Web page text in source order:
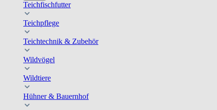
Teichfischfutter
Teichpflege
Teichtechnik & Zubehör
Wildvögel
Wildtiere
Hühner & Bauernhof